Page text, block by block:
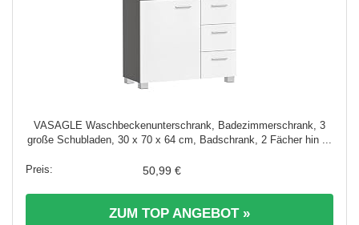
VASAGLE Waschbeckenunterschrank, Badezimmerschrank, 3
große Schubladen, 30 x 70 x 64 cm, Badschrank, 2 Fächer hin ...
50,99 €
ZUM TOP ANGEBOT »